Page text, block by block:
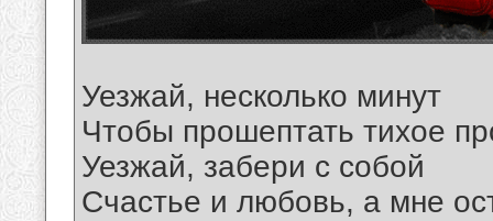
Уезжай, несколько минут
Чтобы прошептать тихое
Уезжай, забери с собой
Счастье и любовь, а мне